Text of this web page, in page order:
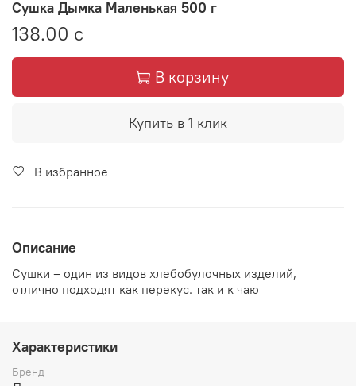
Сушка Дымка Маленькая 500 г
138.00 с
В корзину
Купить в 1 клик
В избранное
Описание
Сушки – один из видов хлебобулочных изделий,
отлично подходят как перекус. так и к чаю
Характеристики
Бренд